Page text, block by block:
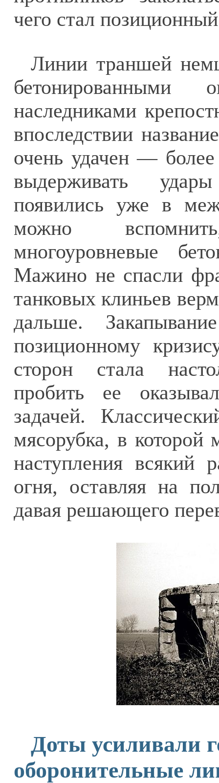
чего стал
Линии траншей
наследниками
впоследствии
очень удачен —
выдерживать
появились уже в
можно
многоуровневые
Мажино не спасли
танковых клиньев
дальше.
позиционному
сторон стала
пробить ее
задачей.
мясорубка, в которой
наступления всякий
огня, оставляя на
давая решающего
Доты усиливали
оборонительные